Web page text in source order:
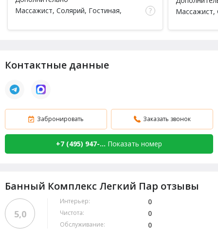
Массажист, Солярий, Гостиная,
Ароматы для парной, Тапочки,
Массажист,
Контактные данные
Забронировать Заказать звонок
+7 (495) 947-... Показать номер
Банный Комплекс Легкий Пар отзывы
5,0
Интерьер: 0
Чистота: 0
Обслуживание: 0